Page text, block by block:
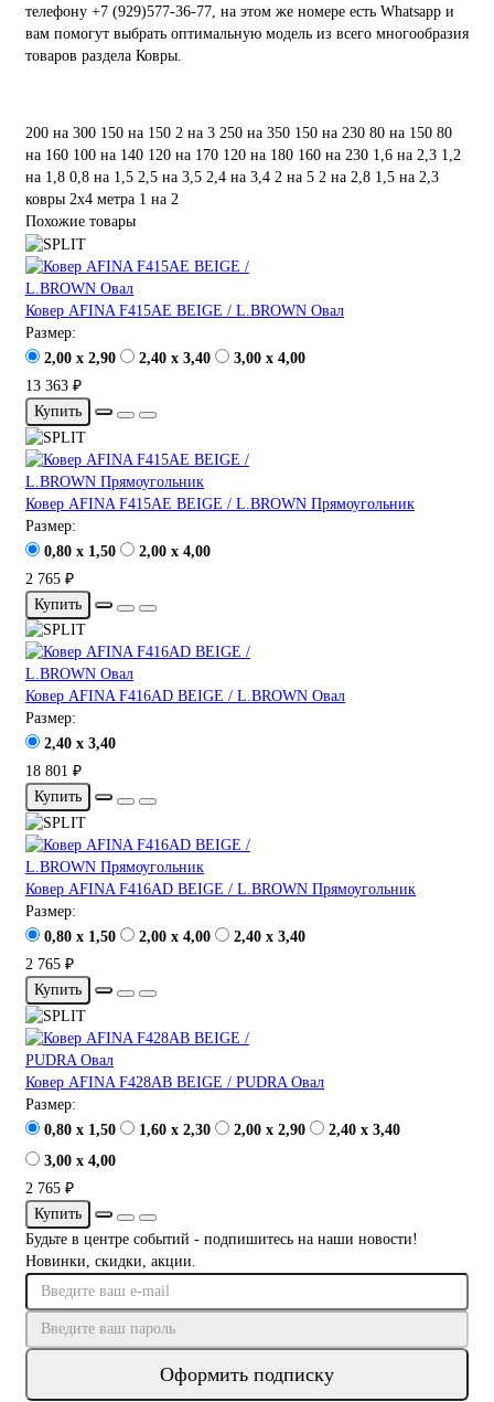
телефону +7 (929)577-36-77, на этом же номере есть Whatsapp и
вам помогут выбрать оптимальную модель из всего многообразия
товаров раздела Ковры.
200 на 300 150 на 150 2 на 3 250 на 350 150 на 230 80 на 150 80
на 160 100 на 140 120 на 170 120 на 180 160 на 230 1,6 на 2,3 1,2
на 1,8 0,8 на 1,5 2,5 на 3,5 2,4 на 3,4 2 на 5 2 на 2,8 1,5 на 2,3
ковры 2х4 метра 1 на 2
Похожие товары
Ковер AFINA F415AE BEIGE / L.BROWN Овал
Размер:
2,00 x 2,90
2,40 x 3,40
3,00 x 4,00
13 363 ₽
Купить
Ковер AFINA F415AE BEIGE / L.BROWN Прямоугольник
Размер:
0,80 x 1,50
2,00 x 4,00
2 765 ₽
Купить
Ковер AFINA F416AD BEIGE / L.BROWN Овал
Размер:
2,40 x 3,40
18 801 ₽
Купить
Ковер AFINA F416AD BEIGE / L.BROWN Прямоугольник
Размер:
0,80 x 1,50
2,00 x 4,00
2,40 x 3,40
2 765 ₽
Купить
Ковер AFINA F428AB BEIGE / PUDRA Овал
Размер:
0,80 x 1,50
1,60 x 2,30 2,00 x 2,90
2,40 x 3,40
3,00 x 4,00
2 765 ₽
Купить
Будьте в центре событий - подпишитесь на наши новости!
Новинки, скидки, акции.
Оформить подписку